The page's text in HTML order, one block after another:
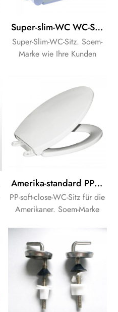
Super-slim-WC WC-Sitz-Abdeckung für Badezimmer mit soft close und quick release
Super-Slim-WC-Sitz. Soem-
Marke wie Ihre Kunden
Amerika-standard PP-WC-WC-Sitz-Deckel mit Soft-Close-Funktion made in China
PP-soft-close-WC-Sitz für die
Amerikaner. Soem-Marke